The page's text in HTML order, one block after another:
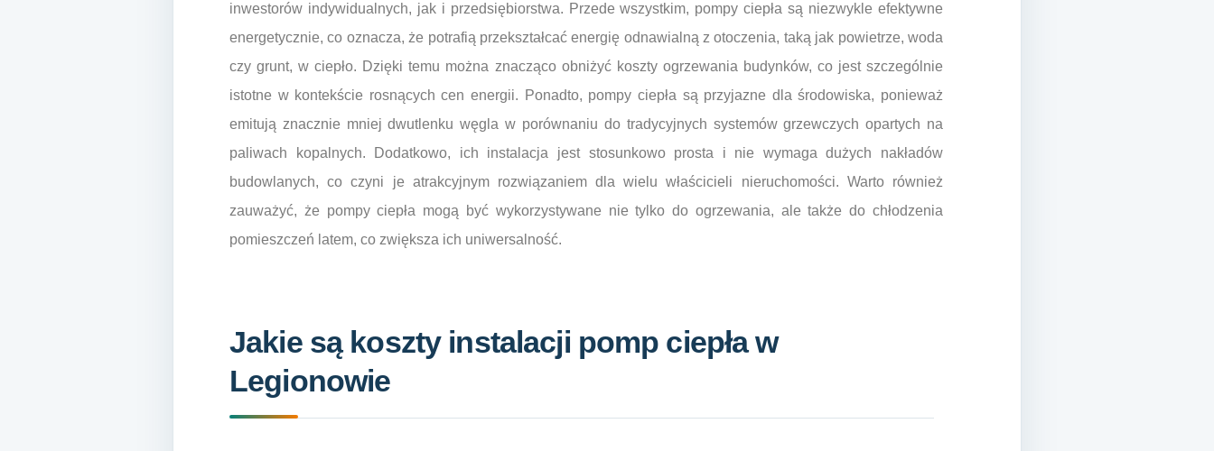
inwestorów indywidualnych, jak i przedsiębiorstwa. Przede wszystkim, pompy ciepła są niezwykle efektywne
energetycznie, co oznacza, że potrafią przekształcać energię odnawialną z otoczenia, taką jak powietrze, woda
czy grunt, w ciepło. Dzięki temu można znacząco obniżyć koszty ogrzewania budynków, co jest szczególnie
istotne w kontekście rosnących cen energii. Ponadto, pompy ciepła są przyjazne dla środowiska, ponieważ
emitują znacznie mniej dwutlenku węgla w porównaniu do tradycyjnych systemów grzewczych opartych na
paliwach kopalnych. Dodatkowo, ich instalacja jest stosunkowo prosta i nie wymaga dużych nakładów
budowlanych, co czyni je atrakcyjnym rozwiązaniem dla wielu właścicieli nieruchomości. Warto również
zauważyć, że pompy ciepła mogą być wykorzystywane nie tylko do ogrzewania, ale także do chłodzenia
pomieszczeń latem, co zwiększa ich uniwersalność.
Jakie są koszty instalacji pomp ciepła w
Legionowie